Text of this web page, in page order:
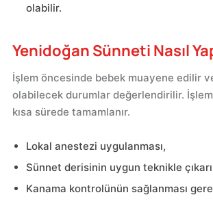
olabilir.
Yenidoğan Sünneti Nasıl
İşlem öncesinde bebek muayene edilir
olabilecek durumlar değerlendirilir.
kısa sürede tamamlanır.
Lokal anestezi uygulanması,
Sünnet derisinin uygun teknikle
Kanama kontrolünün sağlanması